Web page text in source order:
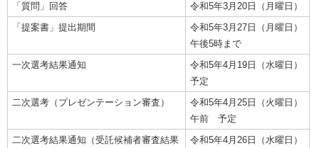
「質問」回答
令和5年3月20日（月曜日）
「提案書」提出期間
令和5年3月27日（月曜日）
午後5時まで
一次選考結果通知
令和5年4月19日（水曜日）
予定
二次選考（プレゼンテーション審査）
令和5年4月25日（火曜日）
午前 予定
二次選考結果通知（受託候補者審査結果
令和5年4月26日（水曜日）